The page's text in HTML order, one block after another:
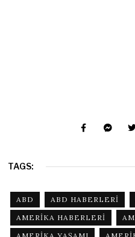
TAGS:
ABD ABD HABERLERI
AMERIKA HABERLERI